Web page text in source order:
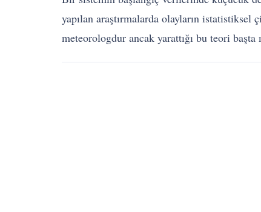
yapılan araştırmalarda olayların
meteorologdur ancak yarattığı bu teori